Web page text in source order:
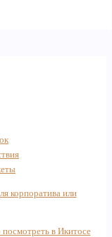
корпоратива или
в Икитосе